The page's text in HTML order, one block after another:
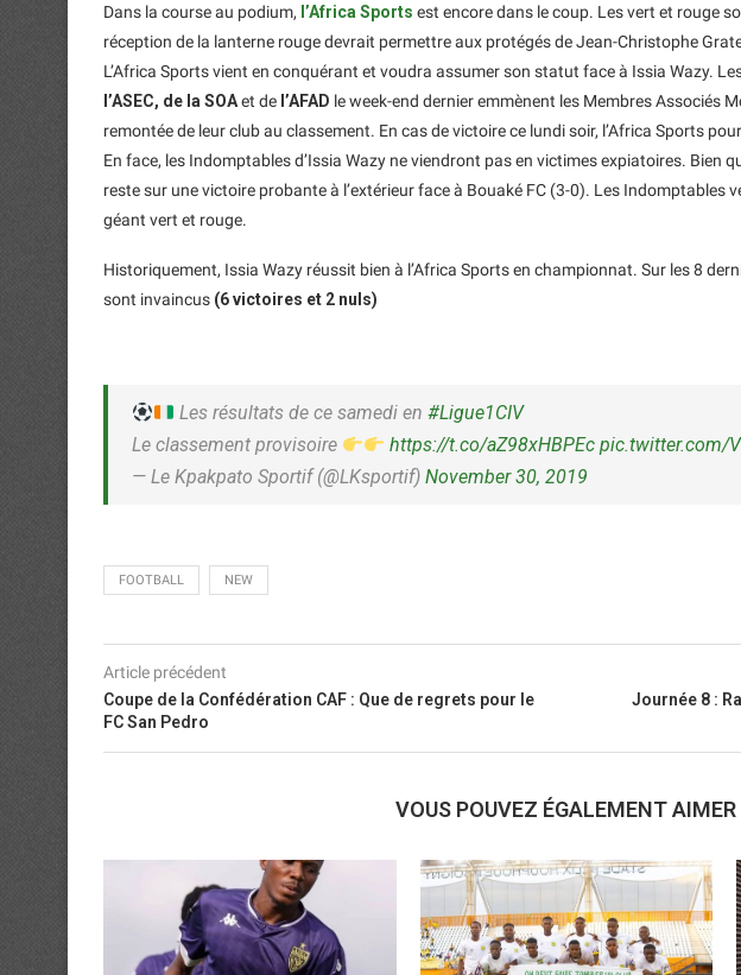
Dans la course au podium, l’Africa Sports est encore dans le coup. Les vert et rouge
réception de la lanterne rouge devrait permettre aux protégés de Jean-Christophe
L’Africa Sports vient en conquérant et voudra assumer son statut face à Issia Wazy.
l’ASEC, de la SOAet de l’AFAD le week-end dernier emmènent les Membres Associés
remontée de leur club au classement. En cas de victoire ce lundi soir, l’Africa Sports
En face, les Indomptables d’Issia Wazy ne viendront pas en victimes expiatoires. Bien
reste sur une victoire probante à l’extérieur face à Bouaké FC (3-0). Les Indomptables
géant vert et rouge.
Historiquement, Issia Wazy réussit bien à l’Africa Sports en championnat. Sur les 8
sont invaincus (6 victoires et 2 nuls)
Les résultats de ce samedi en#Ligue1CIV
Le classement provisoire
https://t.co/aZ98xHBPEc pic.twitter.com/
— Le Kpakpato Sportif (@LKsportif) November 30, 2019
FOOTBALL NEW
Article précédent
Coupe de la Confédération CAF : Que de regrets pour le
FC San Pedro
Journée 8 :
VOUS POUVEZ ÉGALEMENT AIMER